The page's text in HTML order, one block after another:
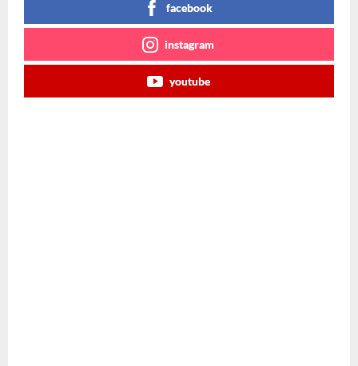
facebook
instagram
youtube